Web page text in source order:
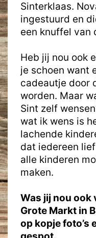
Sinterklaas.
ingestuurd en
een knuffel van
Heb jij nou ook
je schoen want
cadeautje door
worden. Maar
Sint zelf
wat ik wens is
lachende
dat iedereen
alle kinderen
maken.
Was jij nou ook
Grote Markt in
op kopje foto’s